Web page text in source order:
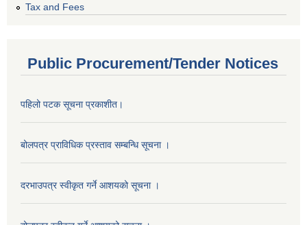
Tax and Fees
Public Procurement/Tender Notices
पहिलो पटक सूचना प्रकाशीत।
बोलपत्र प्राविधिक प्रस्ताव सम्बन्धि सूचना ।
दरभाउपत्र स्वीकृत गर्ने आशयको सूचना ।